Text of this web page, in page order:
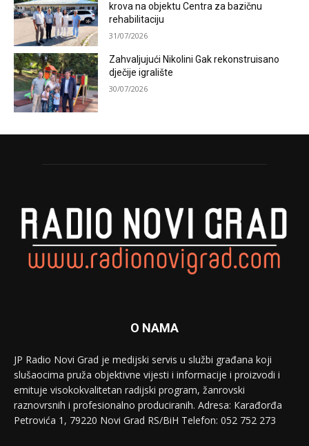
krova na objektu Centra za bazičnu
rehabilitaciju
31/07/2026
Zahvaljujući Nikolini Gak rekonstruisano
dječije igralište
30/07/2026
O NAMA
JP Radio Novi Grad je medijski servis u službi građana koji
slušaocima pruža objektivne vijesti i informacije i proizvodi i
emituje visokokvalitetan radijski program, žanrovski
raznovrsnih i profesionalno produciranih. Adresa: Кarađorđa
Petrovića 1, 79220 Novi Grad RS/BiH Telefon: 052 752 273